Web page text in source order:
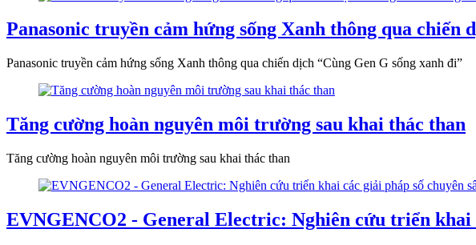
Panasonic truyền cảm hứng sống Xanh thông qua chiến
Panasonic truyền cảm hứng sống Xanh thông qua chiến dịch “Cùng Gen G sống xanh đi”
Tăng cường hoàn nguyên môi trường sau khai thác than
Tăng cường hoàn nguyên môi trường sau khai thác than
EVNGENCO2 - General Electric: Nghiên cứu triển khai